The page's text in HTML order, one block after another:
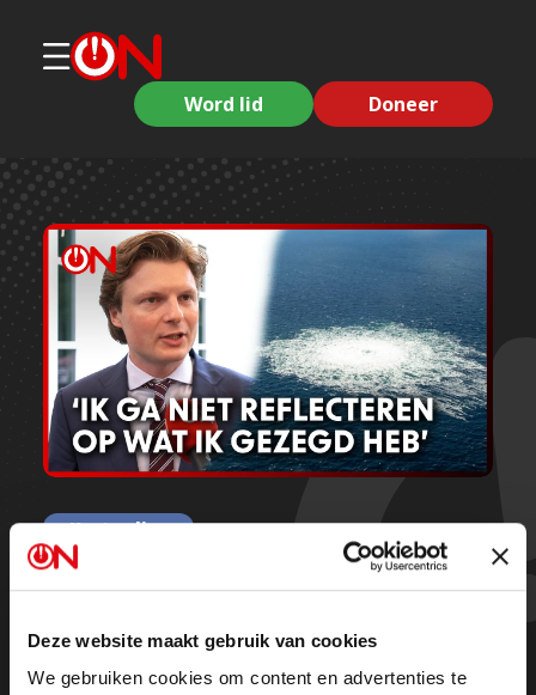
Deze website maakt gebruik van cookies
We gebruiken cookies om content en advertenties te
Word lid Doneer
Korte clips
Ruben Brekelmans geconfronteerd
over Nord Stream